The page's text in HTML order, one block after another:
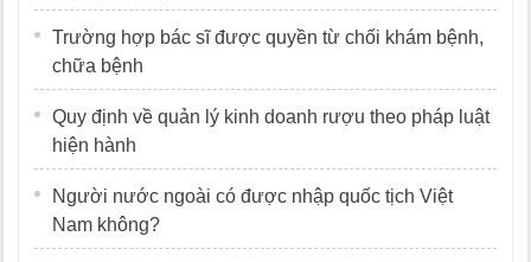
Trường hợp bác sĩ được quyền từ chối khám bệnh,
chữa bệnh
Quy định về quản lý kinh doanh rượu theo pháp luật
hiện hành
Người nước ngoài có được nhập quốc tịch Việt
Nam không?